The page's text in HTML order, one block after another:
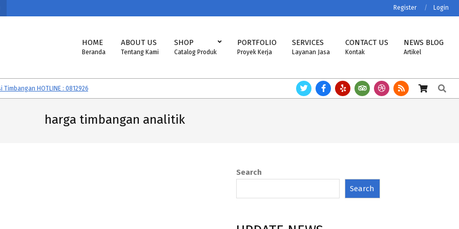
Register Login
HOME
Beranda
ABOUT US
Tentang Kami
SHOP
Catalog Produk
PORTFOLIO
Proyek Kerja
SERVICES
Layanan Jasa
CONTACT US
Kontak
NEWS BLOG
Artikel
HOTLINE : 081292605560 Timbangan ASTTECH, NAGATA, HENHERR, USCELL,
Search
harga timbangan analitik
Search
Search